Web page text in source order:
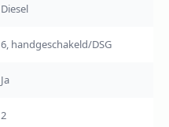
Diesel
6, handgeschakeld/DSG
Ja
2